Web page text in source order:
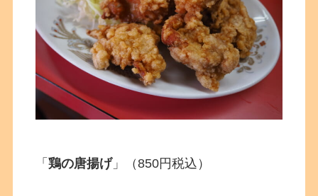
「鶏の唐揚げ」（850円税込）